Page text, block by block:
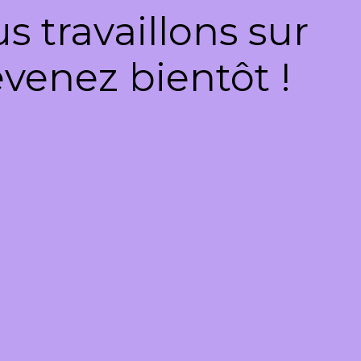
travaillons sur
bientôt !